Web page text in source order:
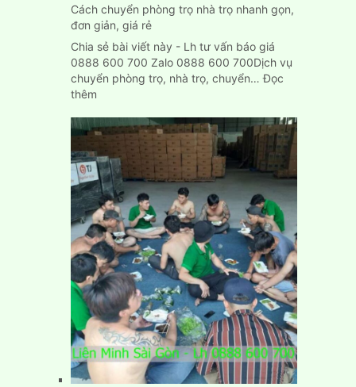
Cách chuyển phòng trọ nhà trọ nhanh gọn,
đơn giản, giá rẻ
Chia sẻ bài viết này - Lh tư vấn báo giá
0888 600 700 Zalo 0888 600 700Dịch vụ
chuyển phòng trọ, nhà trọ, chuyển…Đọc
thêm:
chuyển
phòng
trọ
nhà
trọ
nhanh
gọn,
đơn
giản,
giá
rẻ